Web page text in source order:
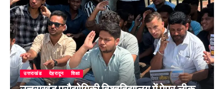
उत्तराखंड देहरादून शिक्षा